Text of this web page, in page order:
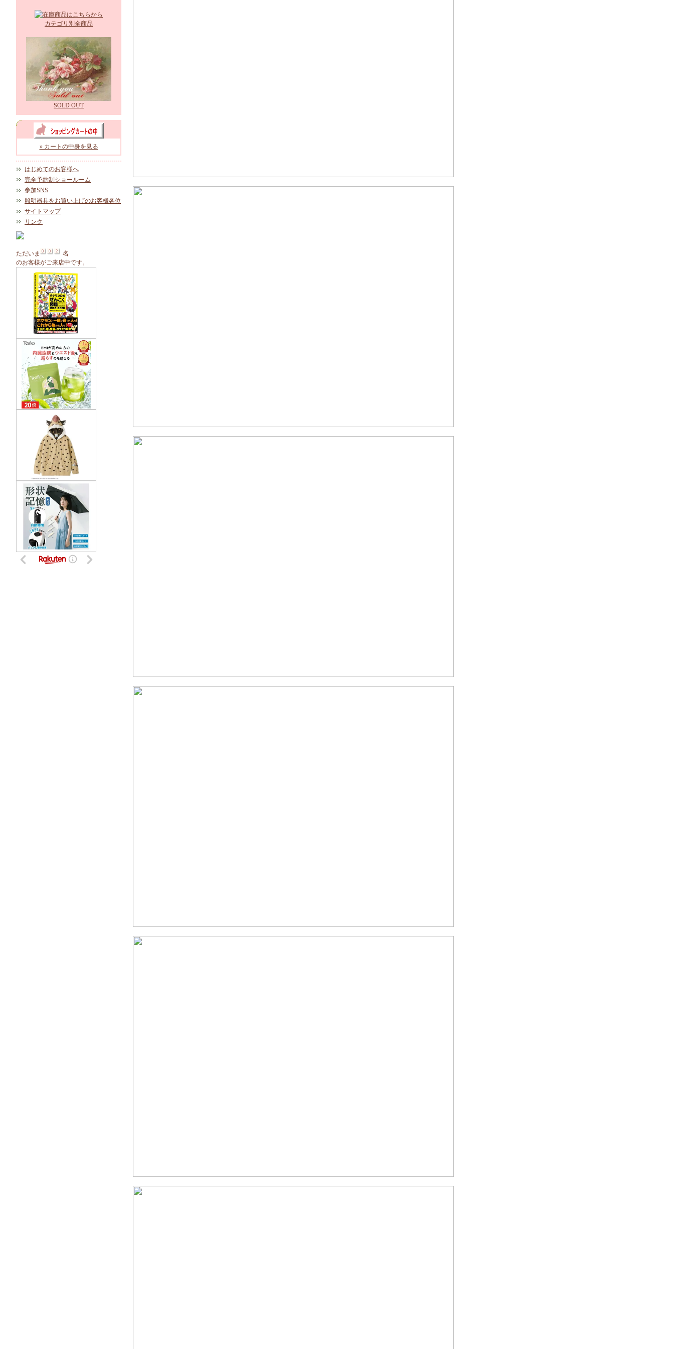
カテゴリ別全商品
SOLD OUT
» カートの中身を見る
はじめてのお客様へ
完全予約制ショールーム
参加SNS
照明器具をお買い上げのお客様各位
サイトマップ
リンク
ただいま
名
のお客様がご来店中です。